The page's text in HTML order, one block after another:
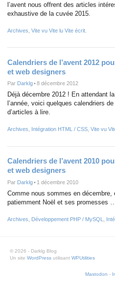
l’avent nous offrent des articles
exhaustive de la cuvée 2015.
Archives Vite vu Vite lu Vite écrit.
Calendriers de l’avent 2012
et web designers
Par Darklg•8 décembre 2012
Déjà décembre 2012 ! En attendant
l’année, voici quelques calendriers
d’articles à lire.
Archives Intégration HTML / CSS Vite vu
Calendriers de l’avent 2010
et web designers
Par Darklg• 1 décembre 2010
Comme nous sommes en
patiemment Noël et ses promesses …
Archives Développement PHP / MySQL
© 2026 - Darklg Blog
Un site WordPress utilisant WPUtilities
Mastodon -